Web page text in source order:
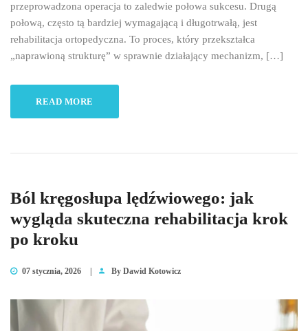
przeprowadzona operacja to zaledwie połowa sukcesu. Drugą
połową, często tą bardziej wymagającą i długotrwałą, jest
rehabilitacja ortopedyczna. To proces, który przekształca
„naprawioną strukturę” w sprawnie działający mechanizm, […]
READ MORE
Ból kręgosłupa lędźwiowego: jak
wygląda skuteczna rehabilitacja krok
po kroku
07 stycznia, 2026 By Dawid Kotowicz